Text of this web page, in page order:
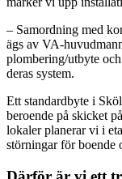
– Samordning med
ägs av VA-
plombering/utbyte
deras system.
Ett standardbyte i
beroende på skicket
lokaler planerar vi i
störningar för boende